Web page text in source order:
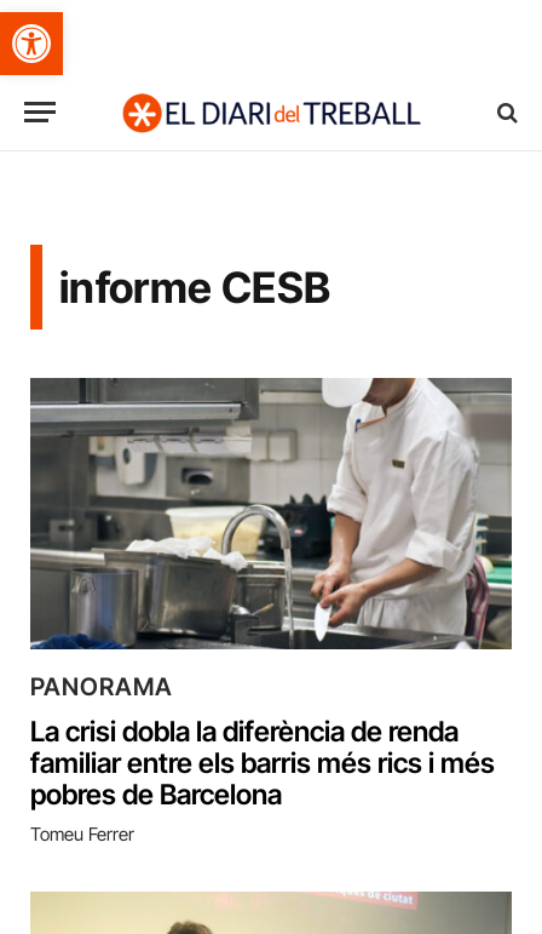
Obre la barra d'eines
informe CESB
PANORAMA
La crisi dobla la diferència de renda
familiar entre els barris més rics i més
pobres de Barcelona
Tomeu Ferrer